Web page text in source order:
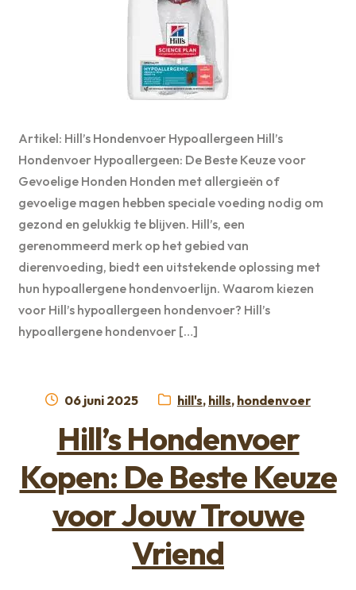
Artikel: Hill’s Hondenvoer Hypoallergeen Hill’s
Hondenvoer Hypoallergeen: De Beste Keuze voor
Gevoelige Honden Honden met allergieën of
gevoelige magen hebben speciale voeding nodig om
gezond en gelukkig te blijven. Hill’s, een
gerenommeerd merk op het gebied van
dierenvoeding, biedt een uitstekende oplossing met
hun hypoallergene hondenvoerlijn. Waarom kiezen
voor Hill’s hypoallergeen hondenvoer? Hill’s
hypoallergene hondenvoer […]
Geplaatst
06 juni 2025 Categorieën:
hill's, hills, hondenvoer
Hill’s Hondenvoer
Kopen: De Beste Keuze
voor Jouw Trouwe
Vriend